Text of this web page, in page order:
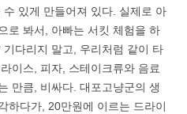
있게 만들어져 있다. 실제로 아
로 봐서, 아빠는 서킷 체험을 하
다리지 말고, 우리처럼 같이 타
이스, 피자, 스테이크류와 음료
만큼, 비싸다. 대포고냥군의 생
하다가, 20만원에 이르는 드라이